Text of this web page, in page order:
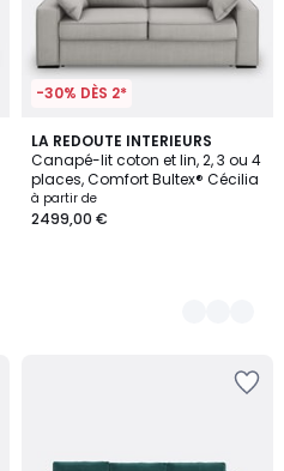
-30% DÈS 2*
LA REDOUTE INTERIEURS
Canapé-lit coton et lin, 2, 3 ou 4
places, Comfort Bultex® Cécilia
à partir de
2499,00 €
3
Couleurs